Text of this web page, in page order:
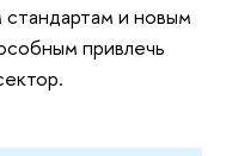
и новым
привлечь